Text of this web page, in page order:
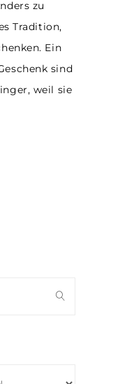
zu
Tradition,
Ein
sind
weil sie